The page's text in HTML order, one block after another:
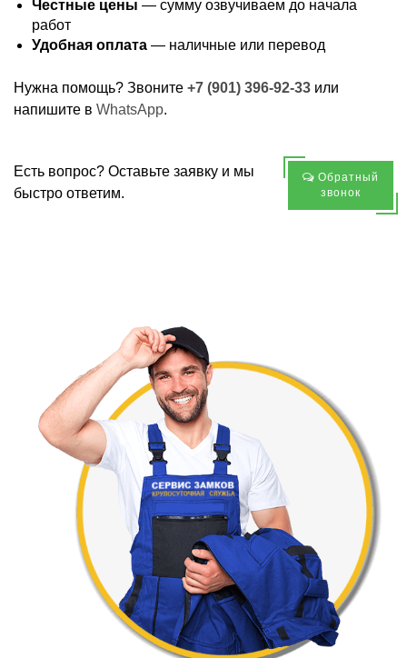
Честные цены — сумму озвучиваем до начала
работ
Удобная оплата — наличные или перевод
Нужна помощь? Звоните +7 (901) 396-92-33 или
напишите в WhatsApp.
Есть вопрос? Оставьте заявку и мы
быстро ответим.
Обратный
звонок